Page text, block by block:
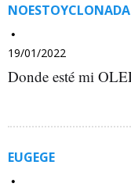
NOESTOYCLONADA
19/01/2022
Donde esté mi
EUGEGE